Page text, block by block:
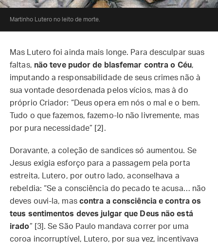
Martinho Lutero no leito de morte.
Mas Lutero foi ainda mais longe. Para desculpar suas
faltas, não teve pudor de blasfemar contra o Céu,
imputando a responsabilidade de seus crimes não à
sua vontade desordenada pelos vícios, mas à do
próprio Criador: “Deus opera em nós o mal e o bem.
Tudo o que fazemos, fazemo-lo não livremente, mas
por pura necessidade” [2].
Doravante, a coleção de sandices só aumentou. Se
Jesus exigia esforço para a passagem pela porta
estreita, Lutero, por outro lado, aconselhava a
rebeldia: “Se a consciência do pecado te acusa… não
deves ouvi-la, mas contra a consciência e contra os
teus sentimentos deves julgar que Deus não está
irado” [3]. Se São Paulo mandava correr por uma
coroa incorruptível, Lutero, por sua vez, incentivava